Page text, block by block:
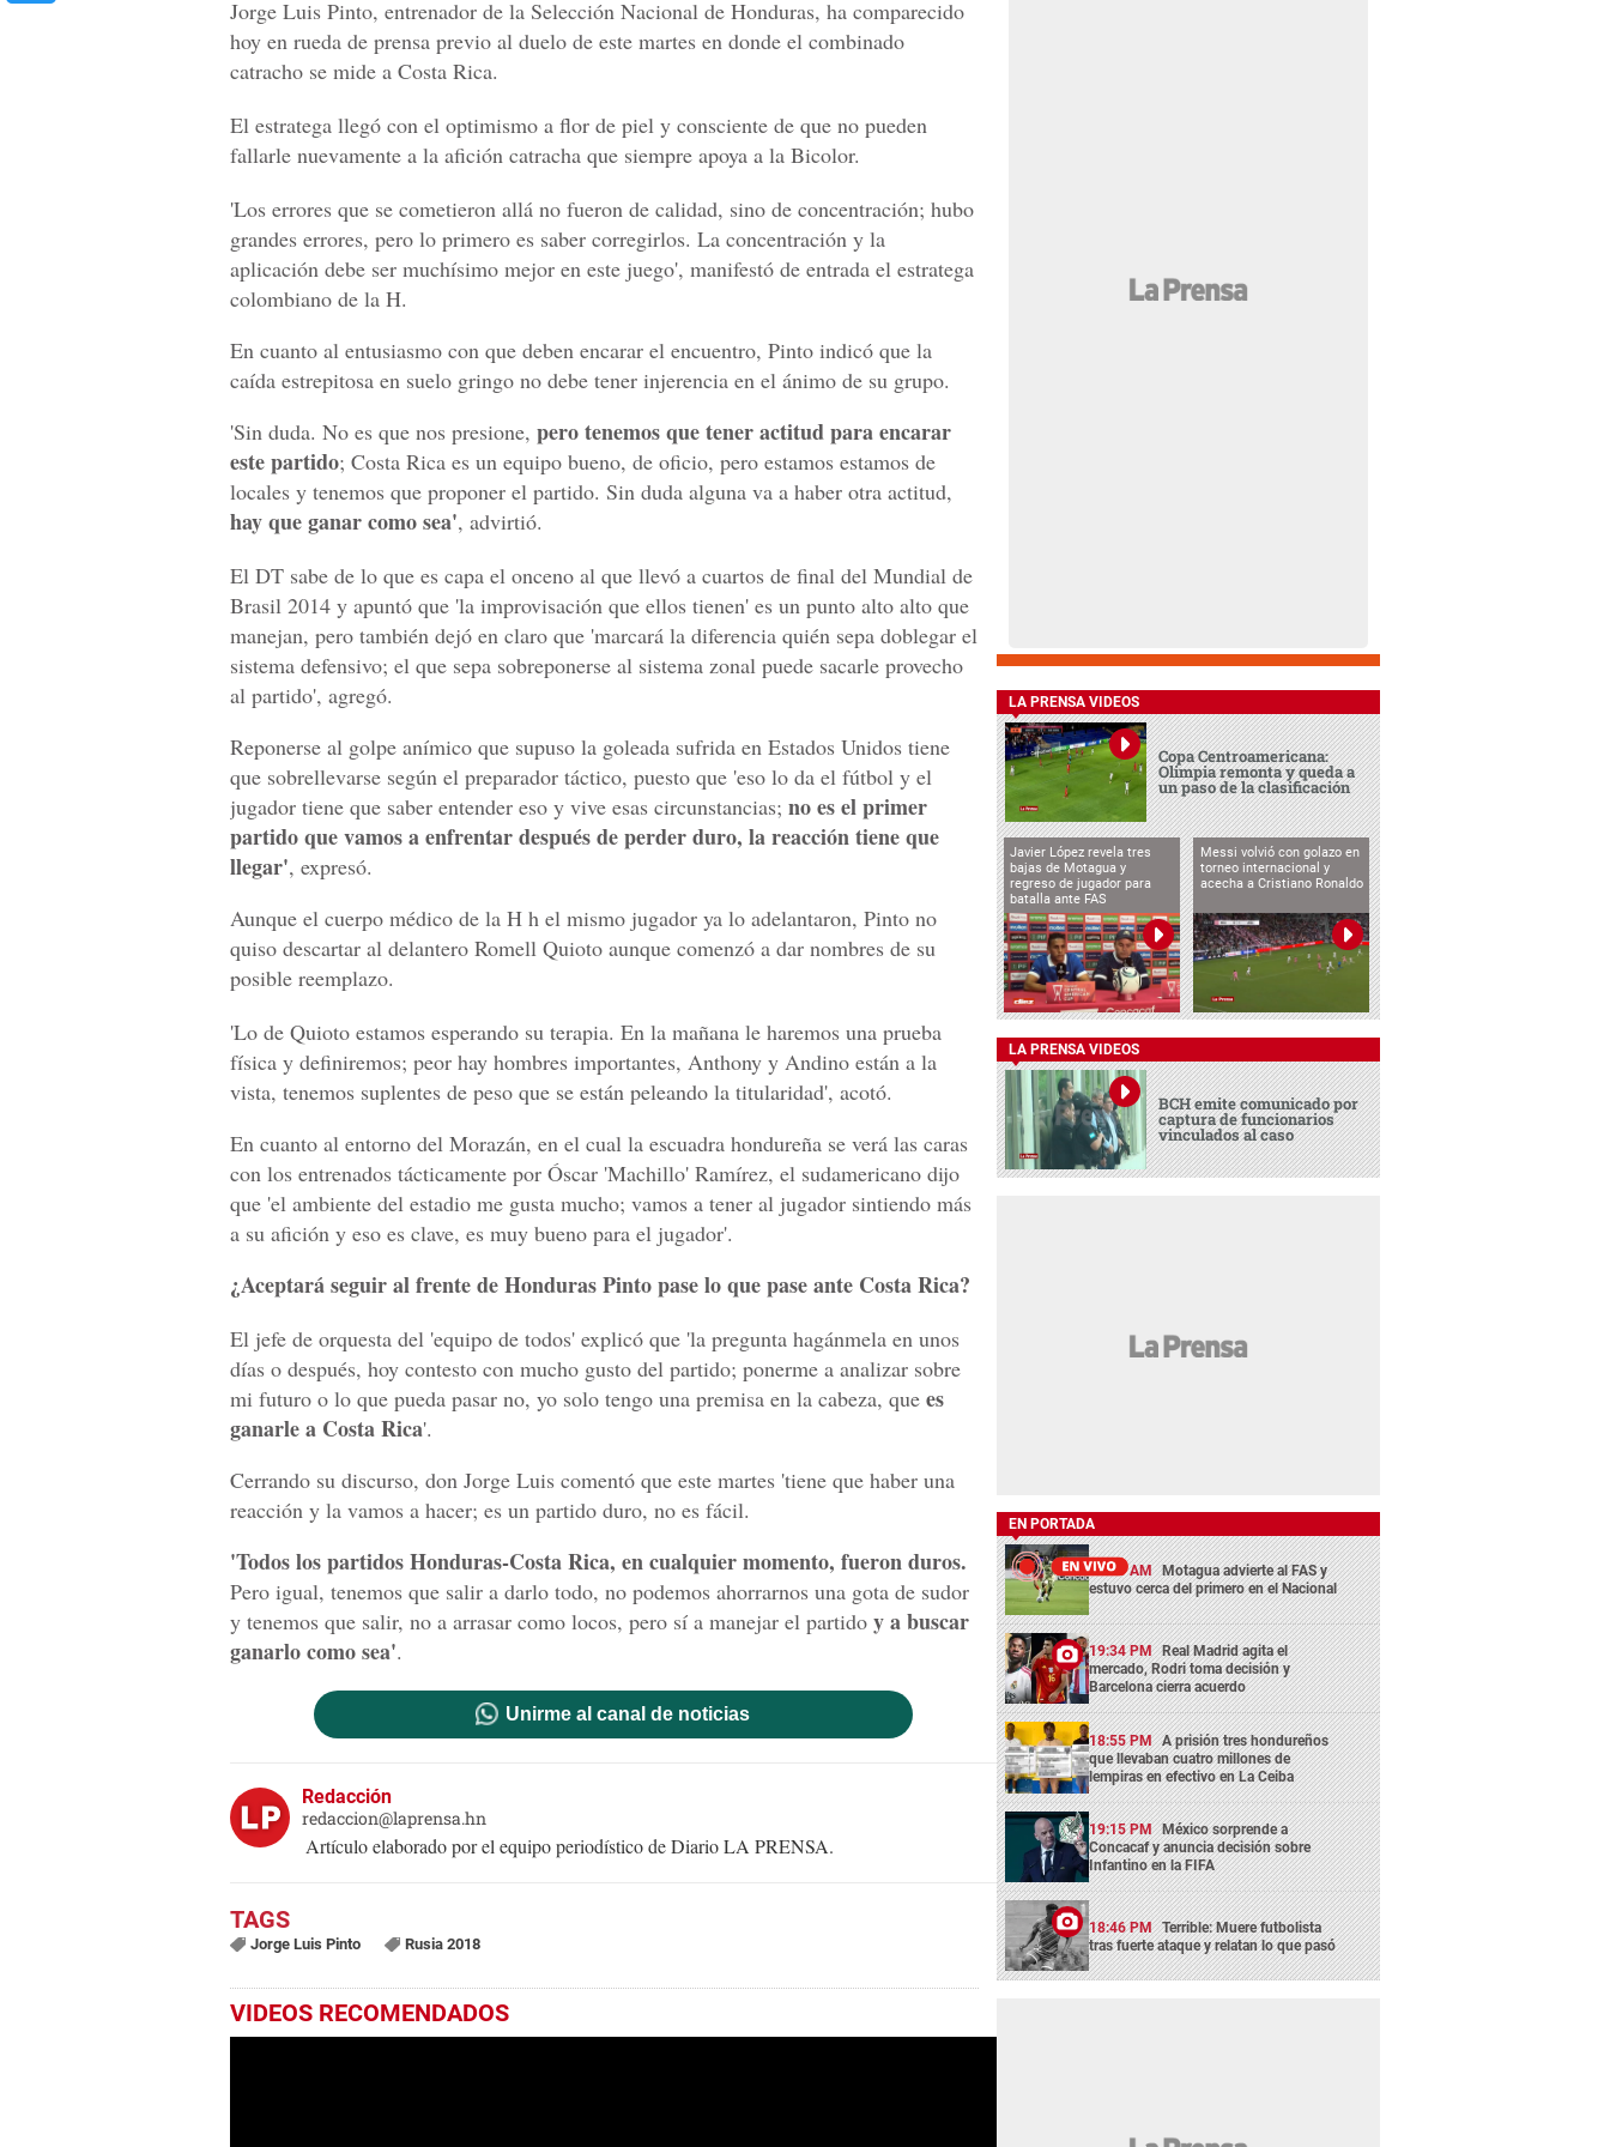
Jorge Luis Pinto, entrenador de la Selección Nacional de Honduras, ha comparecido
hoy en rueda de prensa previo al duelo de este martes en donde el combinado
catracho se mide a Costa Rica.
El estratega llegó con el optimismo a flor de piel y consciente de que no pueden
fallarle nuevamente a la afición catracha que siempre apoya a la Bicolor.
'Los errores que se cometieron allá no fueron de calidad, sino de concentración; hubo
grandes errores, pero lo primero es saber corregirlos. La concentración y la
aplicación debe ser muchísimo mejor en este juego', manifestó de entrada el estratega
colombiano de la H.
En cuanto al entusiasmo con que deben encarar el encuentro, Pinto indicó que la
caída estrepitosa en suelo gringo no debe tener injerencia en el ánimo de su grupo.
'Sin duda. No es que nos presione, pero tenemos que tener actitud para encarar
este partido; Costa Rica es un equipo bueno, de oficio, pero estamos estamos de
locales y tenemos que proponer el partido. Sin duda alguna va a haber otra actitud,
hay que ganar como sea', advirtió.
El DT sabe de lo que es capa el onceno al que llevó a cuartos de final del Mundial de
Brasil 2014 y apuntó que 'la improvisación que ellos tienen' es un punto alto alto que
manejan, pero también dejó en claro que 'marcará la diferencia quién sepa doblegar el
sistema defensivo; el que sepa sobreponerse al sistema zonal puede sacarle provecho
al partido', agregó.
Reponerse al golpe anímico que supuso la goleada sufrida en Estados Unidos tiene
que sobrellevarse según el preparador táctico, puesto que 'eso lo da el fútbol y el
jugador tiene que saber entender eso y vive esas circunstancias; no es el primer
partido que vamos a enfrentar después de perder duro, la reacción tiene que
llegar', expresó.
Aunque el cuerpo médico de la H h el mismo jugador ya lo adelantaron, Pinto no
quiso descartar al delantero Romell Quioto aunque comenzó a dar nombres de su
posible reemplazo.
'Lo de Quioto estamos esperando su terapia. En la mañana le haremos una prueba
física y definiremos; peor hay hombres importantes, Anthony y Andino están a la
vista, tenemos suplentes de peso que se están peleando la titularidad', acotó.
En cuanto al entorno del Morazán, en el cual la escuadra hondureña se verá las caras
con los entrenados tácticamente por Óscar 'Machillo' Ramírez, el sudamericano dijo
que 'el ambiente del estadio me gusta mucho; vamos a tener al jugador sintiendo más
a su afición y eso es clave, es muy bueno para el jugador'.
¿Aceptará seguir al frente de Honduras Pinto pase lo que pase ante Costa Rica?
El jefe de orquesta del 'equipo de todos' explicó que 'la pregunta hagánmela en unos
días o después, hoy contesto con mucho gusto del partido; ponerme a analizar sobre
mi futuro o lo que pueda pasar no, yo solo tengo una premisa en la cabeza, que es
ganarle a Costa Rica'.
Cerrando su discurso, don Jorge Luis comentó que este martes 'tiene que haber una
reacción y la vamos a hacer; es un partido duro, no es fácil.
'Todos los partidos Honduras-Costa Rica, en cualquier momento, fueron duros.
Pero igual, tenemos que salir a darlo todo, no podemos ahorrarnos una gota de sudor
y tenemos que salir, no a arrasar como locos, pero sí a manejar el partido y a buscar
ganarlo como sea'.
Unirme al canal de noticias
Redacción
redaccion@laprensa.hn
Artículo elaborado por el equipo periodístico de Diario LA PRENSA.
Jorge Luis Pinto Rusia 2018
VIDEOS RECOMENDADOS
LA PRENSA VIDEOS
Copa Centroamericana:
Olimpia remonta y queda a
un paso de la clasificación
Javier López revela tres
bajas de Motagua y
regreso de jugador para
batalla ante FAS
Messi volvió con golazo en
torneo internacional y
acecha a Cristiano Ronaldo
LA PRENSA VIDEOS
BCH emite comunicado por
captura de funcionarios
vinculados al caso
EN PORTADA
11:45 AM Motagua advierte al FAS y
estuvo cerca del primero en el Nacional
19:34 PM Real Madrid agita el
mercado, Rodri toma decisión y
Barcelona cierra acuerdo
18:55 PM A prisión tres hondureños
que llevaban cuatro millones de
lempiras en efectivo en La Ceiba
19:15 PM México sorprende a
Concacaf y anuncia decisión sobre
Infantino en la FIFA
18:46 PM Terrible: Muere futbolista
tras fuerte ataque y relatan lo que pasó